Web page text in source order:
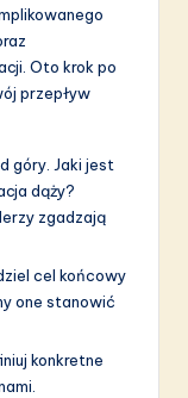
Oto krok po
przepływ
góry. Jaki jest
dąży?
zgadzają
cel końcowy
one stanowić
konkretne